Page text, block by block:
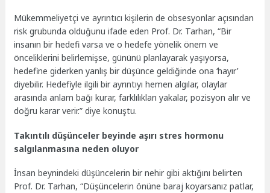
Mükemmeliyetçi ve ayrıntıcı kişilerin de obsesyonlar açısından
risk grubunda olduğunu ifade eden Prof. Dr. Tarhan, “Bir
insanın bir hedefi varsa ve o hedefe yönelik önem ve
önceliklerini belirlemişse, gününü planlayarak yaşıyorsa,
hedefine giderken yanlış bir düşünce geldiğinde ona ‘hayır’
diyebilir. Hedefiyle ilgili bir ayrıntıyı hemen algılar, olaylar
arasında anlam bağı kurar, farklılıkları yakalar, pozisyon alır ve
doğru karar verir.” diye konuştu.
Takıntılı düşünceler beyinde aşırı stres hormonu
salgılanmasına neden oluyor
İnsan beynindeki düşüncelerin bir nehir gibi aktığını belirten
Prof. Dr. Tarhan, “Düşüncelerin önüne baraj koyarsanız patlar,